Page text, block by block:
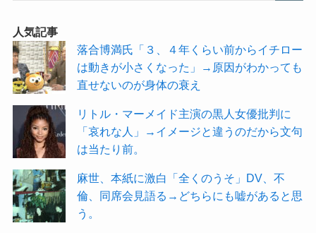
人気記事
落合博満氏「３、４年くらい前からイチロー
は動きが小さくなった」→原因がわかっても
直せないのが身体の衰え
リトル・マーメイド主演の黒人女優批判に
「哀れな人」→イメージと違うのだから文句
は当たり前。
麻世、本紙に激白「全くのうそ」DV、不
倫、同席会見語る→どちらにも嘘があると思
う。